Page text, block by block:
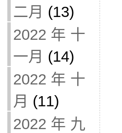
二月 (13)
2022 年 十
一月 (14)
2022 年 十
月 (11)
2022 年 九